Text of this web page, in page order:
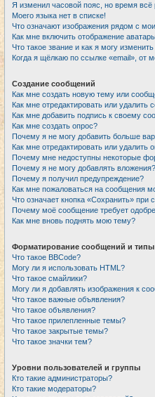
Я изменил часовой пояс, но время всё
Моего языка нет в списке!
Что означают изображения рядом с
Как мне включить отображение
Что такое звание и как я могу изменить
Когда я щёлкаю по ссылке «email», от
Создание сообщений
Как мне создать новую тему или
Как мне отредактировать или удалить
Как мне добавить подпись к своему
Как мне создать опрос?
Почему я не могу добавить больше
Как мне отредактировать или удалить
Почему мне недоступны некоторые
Почему я не могу добавлять вложения?
Почему я получил предупреждение?
Как мне пожаловаться на сообщения
Что означает кнопка «Сохранить» при
Почему моё сообщение требует
Как мне вновь поднять мою тему?
Форматирование сообщений и типы
Что такое BBCode?
Могу ли я использовать HTML?
Что такое смайлики?
Могу ли я добавлять изображения к
Что такое важные объявления?
Что такое объявления?
Что такое прилепленные темы?
Что такое закрытые темы?
Что такое значки тем?
Уровни пользователей и группы
Кто такие администраторы?
Кто такие модераторы?